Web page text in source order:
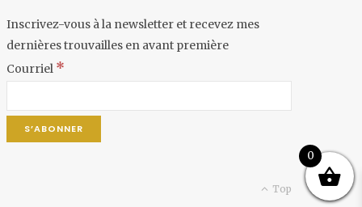
Inscrivez-vous à la newsletter et recevez mes
dernières trouvailles en avant première
Courriel *
Top
0